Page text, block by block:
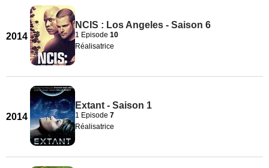
2014
NCIS : Los Angeles - Saison 6
1 Episode 10
Réalisatrice
2014
Extant - Saison 1
1 Episode 7
Réalisatrice